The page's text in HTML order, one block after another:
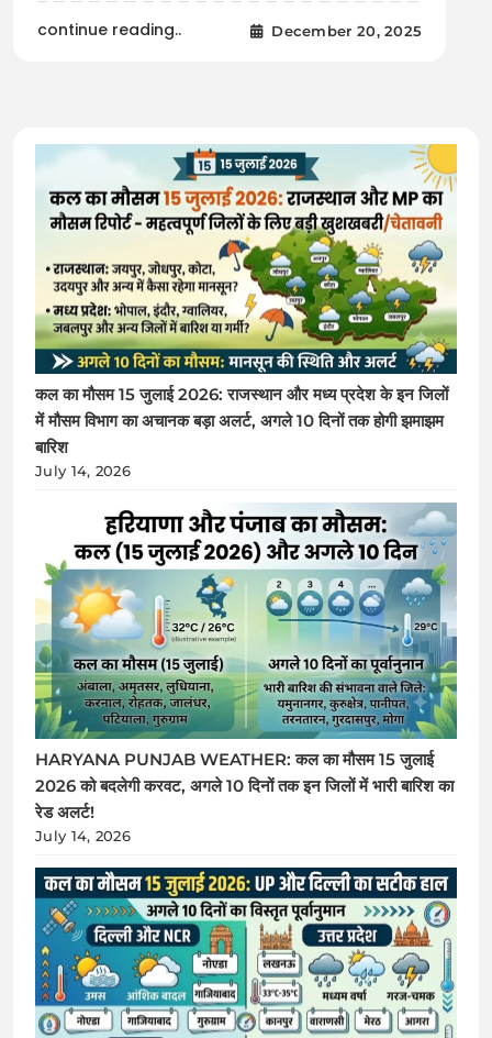
continue reading.. December 20, 2025
कल का मौसम 15 जुलाई 2026: राजस्थान और मध्य प्रदेश के इन जिलों
में मौसम विभाग का अचानक बड़ा अलर्ट, अगले 10 दिनों तक होगी झमाझम
बारिश
July 14, 2026
HARYANA PUNJAB WEATHER: कल का मौसम 15 जुलाई
2026 को बदलेगी करवट, अगले 10 दिनों तक इन जिलों में भारी बारिश का
रेड अलर्ट!
July 14, 2026